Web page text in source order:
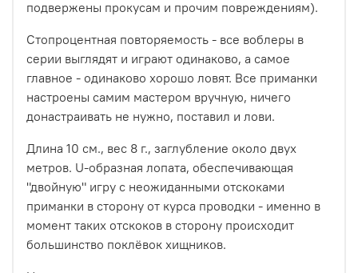
подвержены прокусам и прочим повреждениям).
Стопроцентная повторяемость - все воблеры в
серии выглядят и играют одинаково, а самое
главное - одинаково хорошо ловят. Все приманки
настроены самим мастером вручную, ничего
донастраивать не нужно, поставил и лови.
Длина 10 см., вес 8 г., заглубление около двух
метров. U-образная лопата, обеспечивающая
"двойную" игру с неожиданными отскоками
приманки в сторону от курса проводки - именно в
момент таких отскоков в сторону происходит
большинство поклёвок хищников.